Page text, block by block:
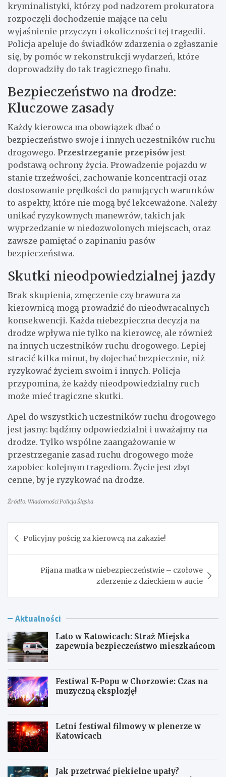
kryminalistyki, którzy pod nadzorem prokuratora
rozpoczęli dochodzenie mające na celu
wyjaśnienie przyczyn i okoliczności tej tragedii.
Policja apeluje do świadków zdarzenia o zgłaszanie
się, by pomóc w rekonstrukcji wydarzeń, które
doprowadziły do tak tragicznego finału.
Bezpieczeństwo na drodze:
Kluczowe zasady
Każdy kierowca ma obowiązek dbać o
bezpieczeństwo swoje i innych uczestników ruchu
drogowego. Przestrzeganie przepisów jest
podstawą ochrony życia. Prowadzenie pojazdu w
stanie trzeźwości, zachowanie koncentracji oraz
dostosowanie prędkości do panujących warunków
to aspekty, które nie mogą być lekceważone. Należy
unikać ryzykownych manewrów, takich jak
wyprzedzanie w niedozwolonych miejscach, oraz
zawsze pamiętać o zapinaniu pasów
bezpieczeństwa.
Skutki nieodpowiedzialnej jazdy
Brak skupienia, zmęczenie czy brawura za
kierownicą mogą prowadzić do nieodwracalnych
konsekwencji. Każda niebezpieczna decyzja na
drodze wpływa nie tylko na kierowcę, ale również
na innych uczestników ruchu drogowego. Lepiej
stracić kilka minut, by dojechać bezpiecznie, niż
ryzykować życiem swoim i innych. Policja
przypomina, że każdy nieodpowiedzialny ruch
może mieć tragiczne skutki.
Apel do wszystkich uczestników ruchu drogowego
jest jasny: bądźmy odpowiedzialni i uważajmy na
drodze. Tylko wspólne zaangażowanie w
przestrzeganie zasad ruchu drogowego może
zapobiec kolejnym tragediom. Życie jest zbyt
cenne, by je ryzykować na drodze.
Źródło: Wiadomości Policja Śląska
wpisu
Policyjny pościg za kierowcą na zakazie!
Pijana matka w niebezpieczeństwie – czołowe
zderzenie z dzieckiem w aucie
Aktualności
Lato w Katowicach: Straż Miejska
zapewnia bezpieczeństwo mieszkańcom
Festiwal K-Popu w Chorzowie: Czas na
muzyczną eksplozję!
Letni festiwal filmowy w plenerze w
Katowicach
Jak przetrwać piekielne upały?